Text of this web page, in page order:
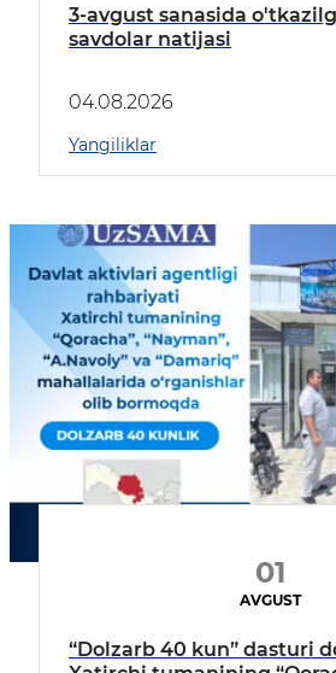
3-avgust sanasida
savdolar natijasi
04.08.2026
Yangiliklar
01
AVGUST
“Dolzarb 40 kun” dasturi